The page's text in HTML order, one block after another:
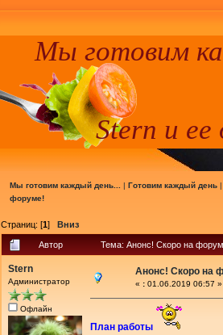
Мы готовим
Stern и ее
Мы готовим каждый день... | Готовим каждый день
форуме!
Страниц: [1] Вниз
Автор Тема: Анонс! Скоро на
Stern
Администратор
Офлайн
Анонс! Скоро на
« : 01.06.2019 06:57 »
План работы